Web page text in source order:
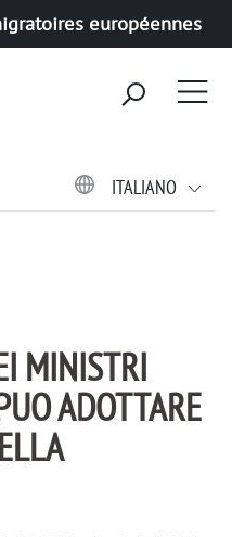
européennes
ITALIANO
MINISTRI
ADOTTARE